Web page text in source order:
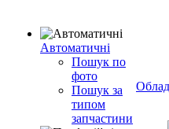
Автоматичні
Пошук по
фото
Пошук за
типом
запчастини